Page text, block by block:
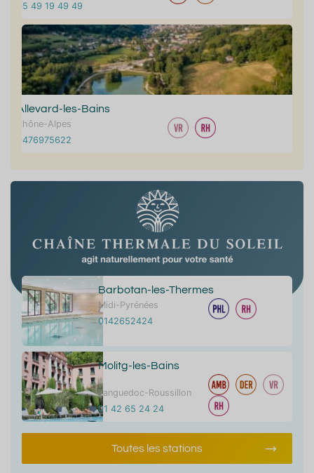
05 49 19 49 49
Allevard-les-Bains
Rhône-Alpes
0476975622
Barbotan-les-Thermes
Midi-Pyrénées
0142652424
Molitg-les-Bains
Languedoc-Roussillon
01 42 65 24 24
Toutes les stations